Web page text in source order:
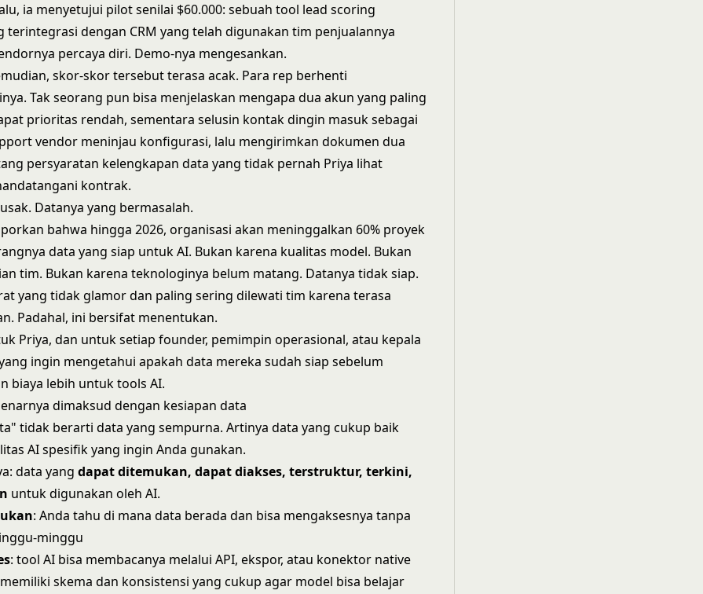
ia menyetujui pilot senilai $60.000: sebuah tool lead scoring
terintegrasi dengan CRM yang telah digunakan tim penjualannya
percaya diri. Demo-nya mengesankan.
skor-skor tersebut terasa acak. Para rep berhenti
Tak seorang pun bisa menjelaskan mengapa dua akun yang paling
prioritas rendah, sementara selusin kontak dingin masuk sebagai
vendor meninjau konfigurasi, lalu mengirimkan dokumen dua
persyaratan kelengkapan data yang tidak pernah Priya lihat
kontrak.
Datanya yang bermasalah.
bahwa hingga 2026, organisasi akan meninggalkan 60% proyek
data yang siap untuk AI. Bukan karena kualitas model. Bukan
tim. Bukan karena teknologinya belum matang. Datanya tidak siap.
yang tidak glamor dan paling sering dilewati tim karena terasa
Padahal, ini bersifat menentukan.
Priya, dan untuk setiap founder, pemimpin operasional, atau kepala
ingin mengetahui apakah data mereka sudah siap sebelum
biaya lebih untuk tools AI.
dimaksud dengan kesiapan data
tidak berarti data yang sempurna. Artinya data yang cukup baik
AI spesifik yang ingin Anda gunakan.
data yangdapat ditemukan, dapat diakses, terstruktur, terkini,
untuk digunakan oleh AI.
: Anda tahu di mana data berada dan bisa mengaksesnya tanpa
minggu
: tool AI bisa membacanya melalui API, ekspor, atau konektor native
skema dan konsistensi yang cukup agar model bisa belajar